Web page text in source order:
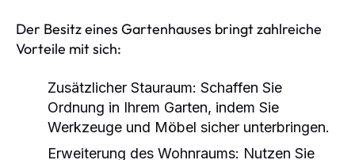
Der Besitz eines Gartenhauses bringt zahlreiche
Vorteile mit sich:
Zusätzlicher Stauraum: Schaffen Sie
Ordnung in Ihrem Garten, indem Sie
Werkzeuge und Möbel sicher unterbringen.
Erweiterung des Wohnraums: Nutzen Sie